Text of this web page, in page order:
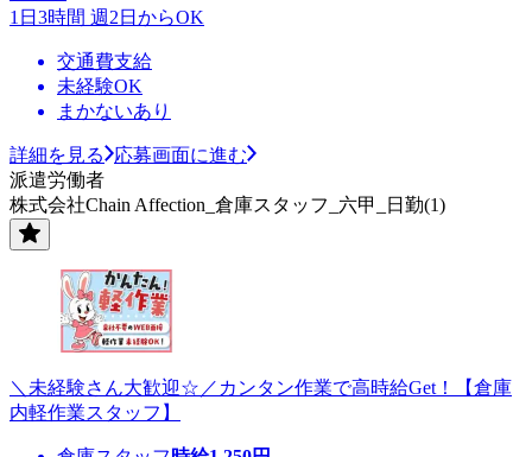
1日3時間 週2日からOK
交通費支給
未経験OK
まかないあり
詳細を見る
応募画面に進む
派遣労働者
株式会社Chain Affection_倉庫スタッフ_六甲_日勤(1)
＼未経験さん大歓迎☆／カンタン作業で高時給Get！【倉庫
内軽作業スタッフ】